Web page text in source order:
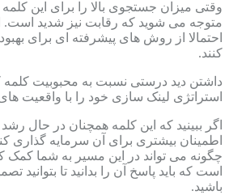
وقتی میزان جستجوی بالا را برای این
متوجه می شوید که رقابت نیز شدید است.
احتمالا از روش های پیشرفته ای برای
کنند.
داشتن دید درستی نسبت به محبوبیت
استراتژی لینک سازی خود را با واقعیت
اگر ببینید که این کلمه همچنان در حال
اطمینان بیشتری برای آن سرمایه گذاری
چگونه می تواند در این مسیر به شما کمک
است که باید پاسخ آن را بدانید تا بتوانید
باشید.